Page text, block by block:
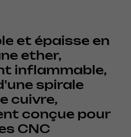
et épaisse en
ether,
inflammable,
spirale
cuivre,
conçue pour
CNC